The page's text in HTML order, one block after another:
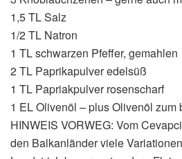
1,5 TL Salz
1/2 TL Natron
1 TL schwarzen Pfeffer, gemahlen
2 TL Paprikapulver edelsüß
1 TL Papriakpulver rosenscharf
1 EL Olivenöl – plus Olivenöl zum
HINWEIS VORWEG: Vom
den Balkanländer viele